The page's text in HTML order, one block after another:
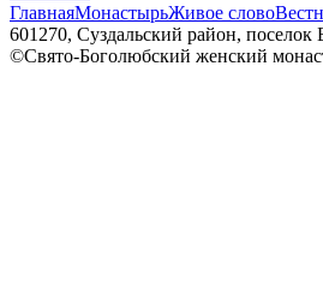
ГлавнаяМонастырьЖивое слово
601270, Суздальский район,
©Свято-Боголюбский женский